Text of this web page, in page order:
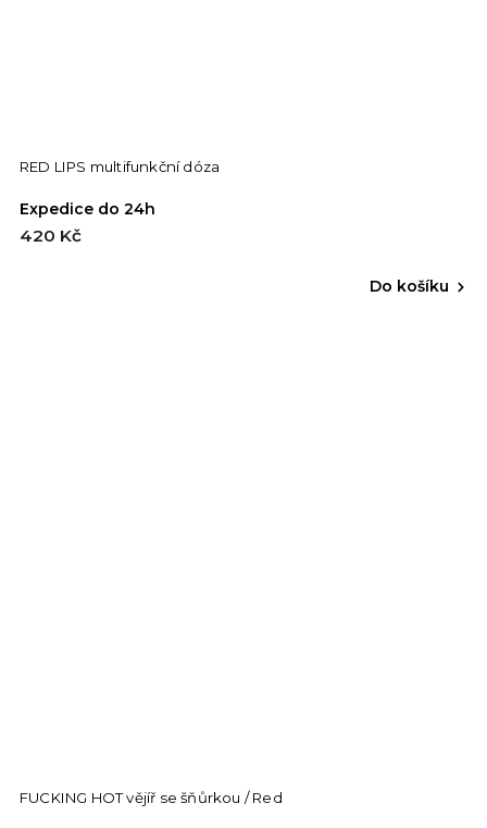
RED LIPS multifunkční dóza
Expedice do 24h
420 Kč
Do košíku
FUCKING HOT vějíř se šňůrkou / Red